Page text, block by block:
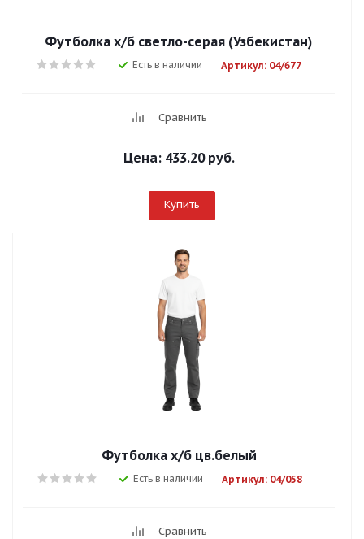
Футболка х/б светло-серая (Узбекистан)
Есть в наличии Артикул: 04/677
Сравнить
Цена: 433.20 руб.
Купить
Футболка х/б цв.белый
Есть в наличии Артикул: 04/058
Сравнить